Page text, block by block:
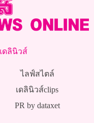
ดลินิวส์
ไลฟ์สไตล์
เดลินิวส์clips
PR by dataxet